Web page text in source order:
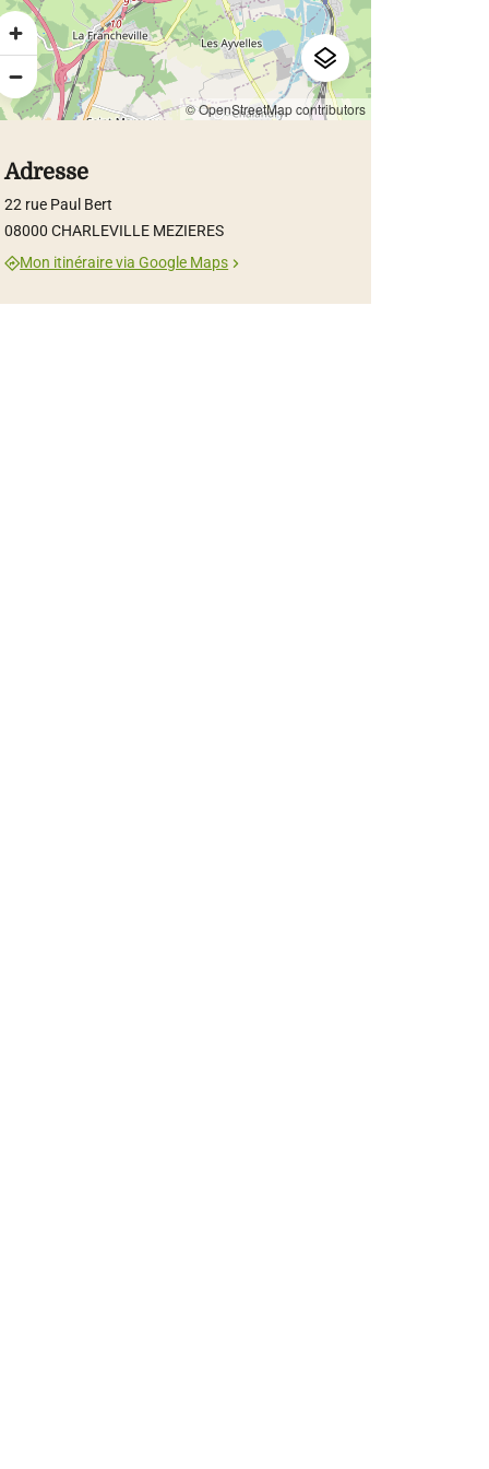
Julien
Julien
© OpenStreetMap contributors
Adresse
22 rue Paul Bert
08000 CHARLEVILLE MEZIERES
Mon itinéraire via Google Maps